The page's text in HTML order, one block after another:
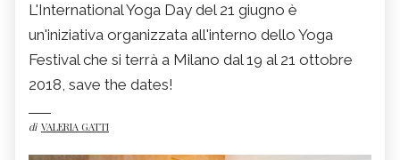
L'International Yoga Day del 21 giugno è
un'iniziativa organizzata all'interno dello Yoga
Festival che si terrà a Milano dal 19 al 21 ottobre
2018, save the dates!
di VALERIA GATTI